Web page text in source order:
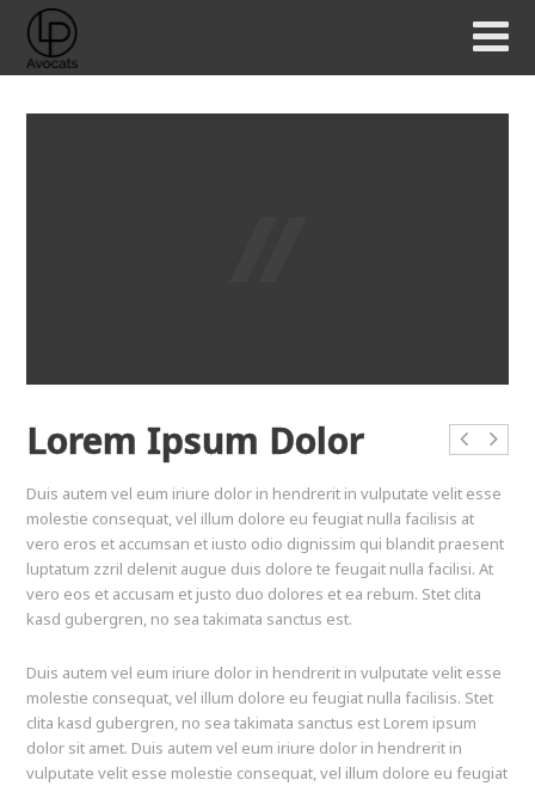
Lorem Ipsum Dolor
Duis autem vel eum iriure dolor in hendrerit in vulputate velit esse
molestie consequat, vel illum dolore eu feugiat nulla facilisis at
vero eros et accumsan et iusto odio dignissim qui blandit praesent
luptatum zzril delenit augue duis dolore te feugait nulla facilisi. At
vero eos et accusam et justo duo dolores et ea rebum. Stet clita
kasd gubergren, no sea takimata sanctus est.
Duis autem vel eum iriure dolor in hendrerit in vulputate velit esse
molestie consequat, vel illum dolore eu feugiat nulla facilisis. Stet
clita kasd gubergren, no sea takimata sanctus est Lorem ipsum
dolor sit amet. Duis autem vel eum iriure dolor in hendrerit in
vulputate velit esse molestie consequat, vel illum dolore eu feugiat